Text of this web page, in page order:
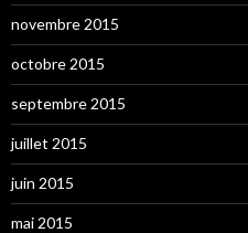
novembre 2015
octobre 2015
septembre 2015
juillet 2015
juin 2015
mai 2015